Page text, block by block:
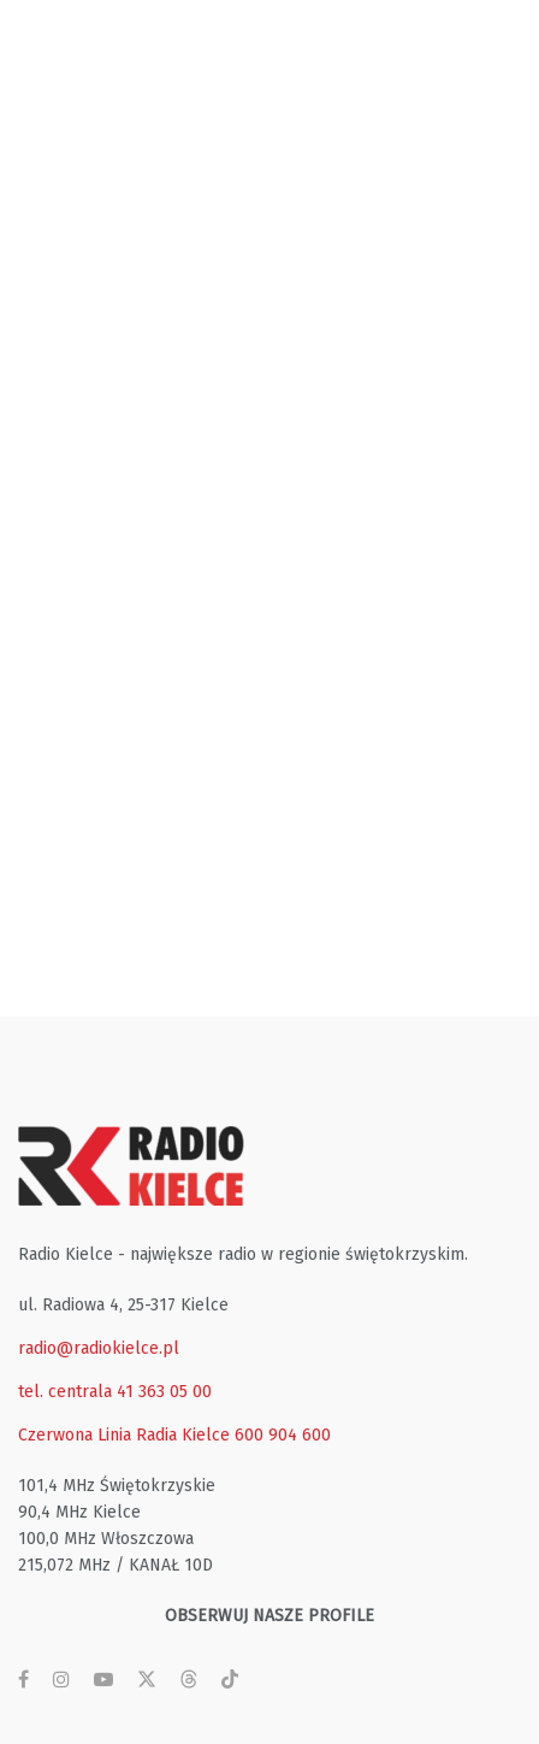
Radio Kielce - największe radio w regionie świętokrzyskim.
ul. Radiowa 4, 25-317 Kielce
radio@radiokielce.pl
tel. centrala 41 363 05 00
Czerwona Linia Radia Kielce 600 904 600
101,4 MHz Świętokrzyskie
90,4 MHz Kielce
100,0 MHz Włoszczowa
215,072 MHz / KANAŁ 10D
OBSERWUJ NASZE PROFILE